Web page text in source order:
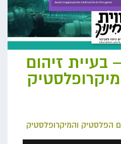
בעיית זיהום
הפלסטיק והמיקרופלסטיק